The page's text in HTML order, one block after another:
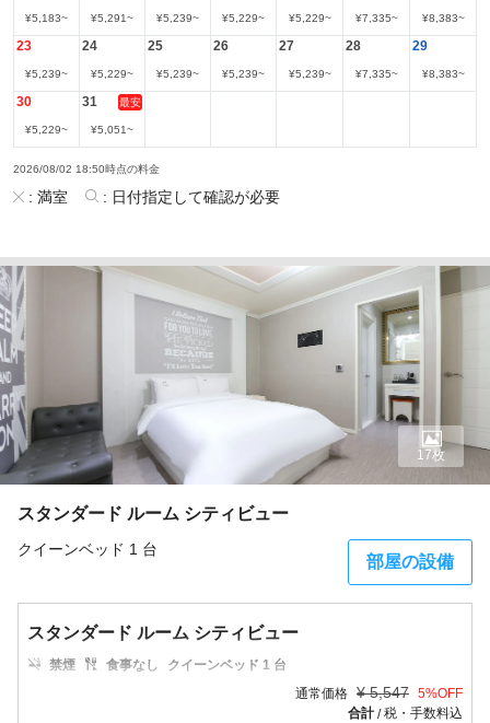
¥5,183~ ¥5,291~ ¥5,239~ ¥5,229~ ¥5,229~ ¥7,335~ ¥8,383~
23
¥5,239~
24
¥5,229~
25
¥5,239~
26
¥5,239~
27
¥5,239~
28
¥7,335~
29
¥8,383~
30
¥5,229~
31 最安
¥5,051~
2026/08/02 18:50時点の料金
: 満室 : 日付指定して確認が必要
スタンダード ルーム シティビュー
クイーンベッド 1 台
部屋の設備
17枚
スタンダード ルーム シティビュー
禁煙 食事なし
クイーンベッド 1 台
通常価格 ¥ 5,547 5%OFF
合計/税・手数料込